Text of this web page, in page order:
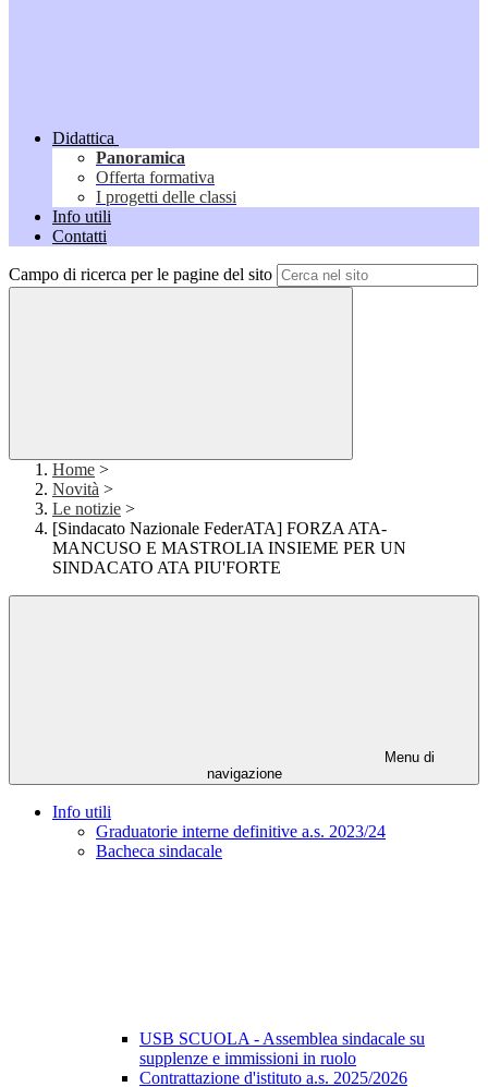
Didattica
Panoramica
Offerta formativa
I progetti delle classi
Info utili
Contatti
Campo di ricerca per le pagine del sito
Home >
Novità >
Le notizie >
[Sindacato Nazionale FederATA] FORZA ATA-
MANCUSO E MASTROLIA INSIEME PER UN
SINDACATO ATA PIU'FORTE
Menu di
navigazione
Info utili
Graduatorie interne definitive a.s. 2023/24
Bacheca sindacale
USB SCUOLA - Assemblea sindacale su
supplenze e immissioni in ruolo
Contrattazione d'istituto a.s. 2025/2026